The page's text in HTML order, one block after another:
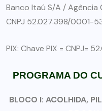
Banco Itaú S/A /
CNPJ 52.027.398/0001-
PIX: Chave PIX = CNPJ=
PROGRAMA DO
BLOCO I: ACOLHIDA,